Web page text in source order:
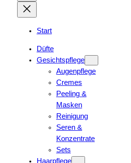
Start
Düfte
Gesichtspflege
Augenpflege
Cremes
Peeling &
Masken
Reinigung
Seren &
Konzentrate
Sets
Haarpflege